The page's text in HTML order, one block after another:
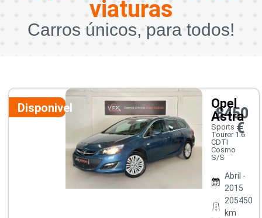
viaturas
Carros únicos, para todos!
Disponivel
Opel
Astra
Sports
Tourer 1.6
CDTI
Cosmo
S/S
Abril -
2015
205450
km
8450
€